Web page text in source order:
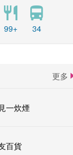
99+ 34
更多
一炊煙
百貨